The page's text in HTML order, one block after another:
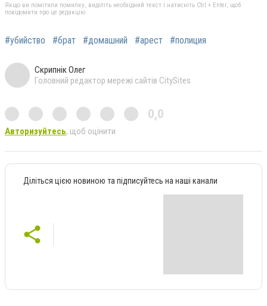
Якщо ви помітили помилку, виділіть необхідний текст і натисніть Ctrl + Enter, щоб
повідомити про це редакцію
#убийство #брат #домашний #арест #полиция
Скрипнік Олег
Головний редактор мережі сайтів CitySites
0,0
Авторизуйтесь, щоб оцінити
Діліться цією новиною та підписуйтесь на наші канали